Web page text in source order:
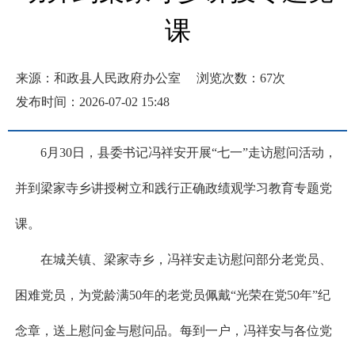
课
来源：和政县人民政府办公室 浏览次数： 67次
发布时间：2026-07-02 15:48
6月30日，县委书记冯祥安开展“七一”走访慰问活动，
并到梁家寺乡讲授树立和践行正确政绩观学习教育专题党
课。
在城关镇、梁家寺乡，冯祥安走访慰问部分老党员、
困难党员，为党龄满50年的老党员佩戴“光荣在党50年”纪
念章，送上慰问金与慰问品。每到一户，冯祥安与各位党